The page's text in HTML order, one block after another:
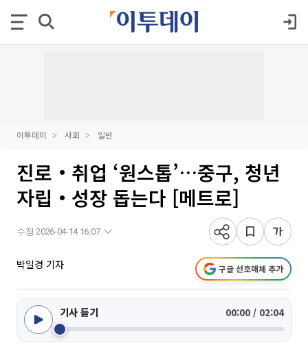
이투데이 사회 일반
진로‧취업 ‘원스톱’…중구, 청년
자립‧성장 돕는다 [메트로]
수정 2026-04-14 16:07
박일경 기자 구글 선호매체 추가
기사 듣기 00:00 / 02:04